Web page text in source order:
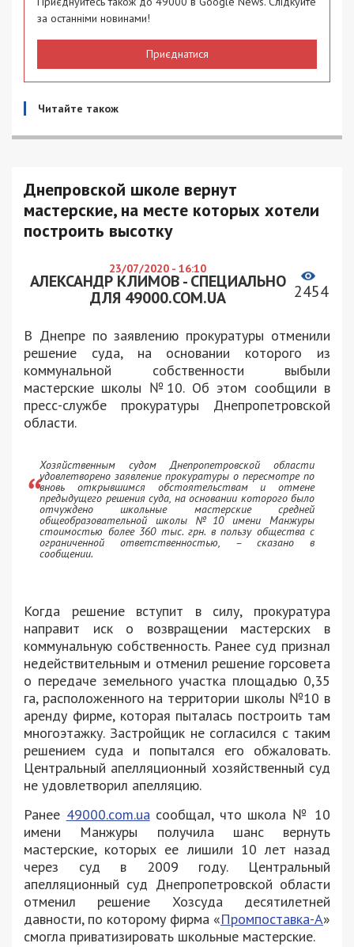
за останніми новинами!
Приєднатися
Читайте також
Днепровской школе вернут
мастерские, на месте которых хотели
построить высотку
23/07/2020 - 16:10
АЛЕКСАНДР КЛИМОВ - СПЕЦИАЛЬНО
ДЛЯ 49000.COM.UA
2454
В Днепре по заявлению прокуратуры отменили
решение суда, на основании которого из
коммунальной собственности выбыли
мастерские школы №10. Об этом сообщили в
пресс-службе прокуратуры Днепропетровской
области.
Хозяйственным судом Днепропетровской области
удовлетворено заявление прокуратуры о пересмотре по
вновь открывшимся обстоятельствам и отмене
предыдущего решения суда, на основании которого было
отчуждено школьные мастерские средней
общеобразовательной школы №10 имени Манжуры
стоимостью более 360 тыс. грн. в пользу общества с
ограниченной ответственностью, – сказано в
сообщении.
Когда решение вступит в силу, прокуратура
направит иск о возвращении мастерских в
коммунальную собственность. Ранее суд признал
недействительным и отменил решение горсовета
о передаче земельного участка площадью 0,35
га, расположенного на территории школы №10 в
аренду фирме, которая пыталась построить там
многоэтажку. Застройщик не согласился с таким
решением суда и попытался его обжаловать.
Центральный апелляционный хозяйственный суд
не удовлетворил апелляцию.
Ранее 49000.com.uaсообщал, что школа № 10
имени Манжуры получила шанс вернуть
мастерские, которых ее лишили 10 лет назад
через суд в 2009 году. Центральный
апелляционный суд Днепропетровской области
отменил решение Хозсуда десятилетней
давности, по которому фирма «Промпоставка-А»
смогла приватизировать школьные мастерские.